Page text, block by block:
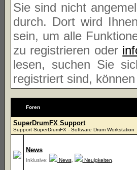
Sie sind nicht
durch. Dort wird
sein, um alle
zu registrieren oder
lesen, suchen Sie
registriert sind,
Foren
SuperDrumFX Support
Support SuperDrumFX - Software Drum Workstation
News
Inklusive: News, Neuigkeiten